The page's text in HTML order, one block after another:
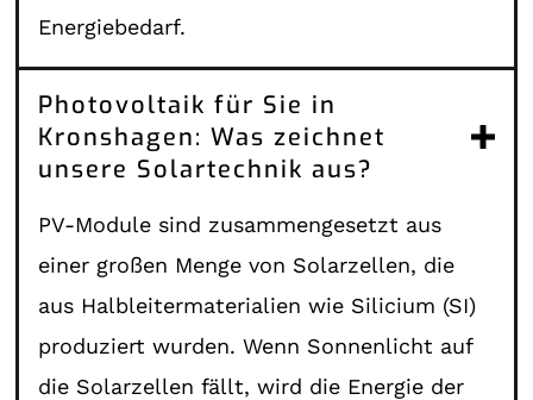
Energiebedarf.
Photovoltaik für Sie in
Kronshagen: Was zeichnet
unsere Solartechnik aus?
PV-Module sind zusammengesetzt aus
einer großen Menge von Solarzellen, die
aus Halbleitermaterialien wie Silicium (SI)
produziert wurden. Wenn Sonnenlicht auf
die Solarzellen fällt, wird die Energie der